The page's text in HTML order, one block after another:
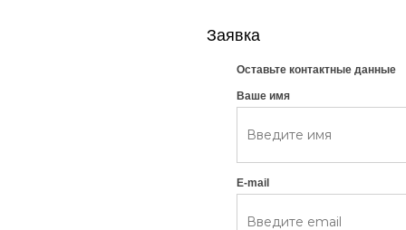
Заявка
Оставьте контактные данные
Ваше имя
E-mail